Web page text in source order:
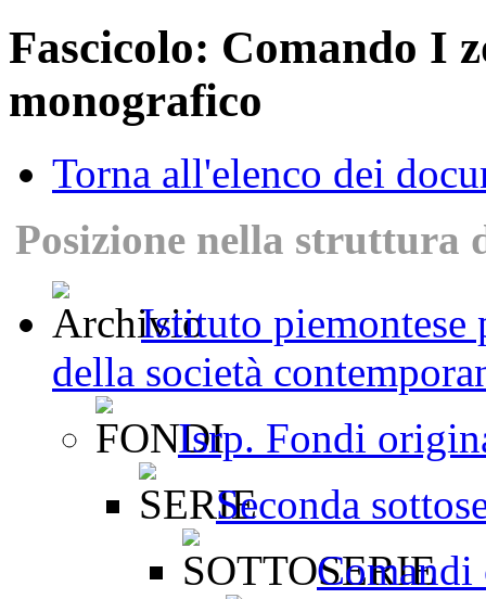
Fascicolo: Comando I
monografico
Torna all'elenco dei
Posizione nella struttura
Istituto piemontese
della società
Isrp. Fondi
Seconda